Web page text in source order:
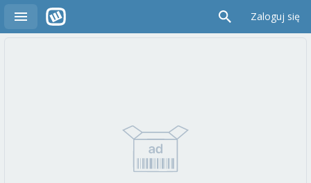
Zaloguj się